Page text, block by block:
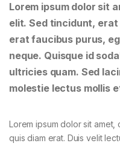
Lorem ipsum dolor sit
elit. Sed tincidunt, erat
erat faucibus purus,
neque. Quisque id
ultricies quam. Sed
molestie lectus mollis
Lorem ipsum dolor sit amet,
quis diam erat. Duis velit